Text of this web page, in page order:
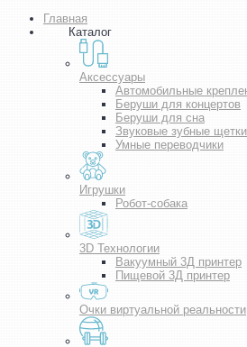
Главная
Каталог
Аксессуары
Автомобильные
Беруши для концертов
Беруши для сна
Звуковые зубные щетки
Умные переводчики
Игрушки
Робот-собака
3D Технологии
Вакуумный 3Д принтер
Пищевой 3Д принтер
Очки виртуальной реальности